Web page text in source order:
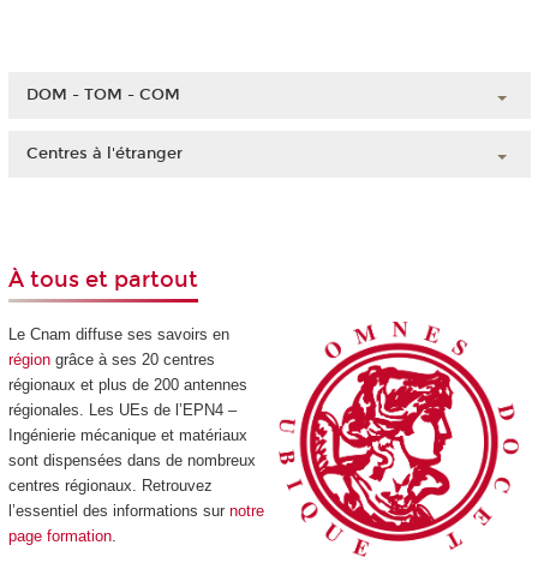
DOM - TOM - COM
La Réunion
Nouvelle-Calédonie
Polynésie française
Centres à l'étranger
Madagascar
Maroc
À tous et partout
Le Cnam diffuse ses savoirs en
régiongrâce à ses 20 centres
régionaux et plus de 200 antennes
régionales. Les UEs de l’EPN4 –
Ingénierie mécanique et matériaux
sont dispensées dans de nombreux
centres régionaux. Retrouvez
l’essentiel des informations sur notre
page formation.